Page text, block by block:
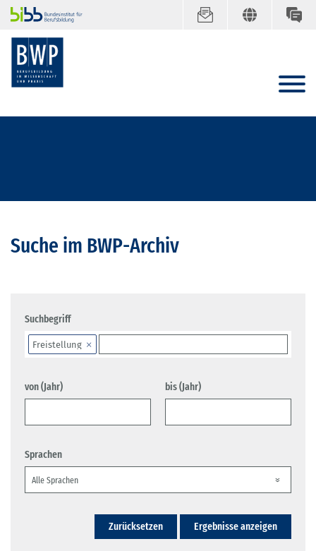
Suche im BWP-Archiv
Suchbegriff
Freistellung
von (Jahr) bis (Jahr)
Sprachen
Zurücksetzen Ergebnisse anzeigen